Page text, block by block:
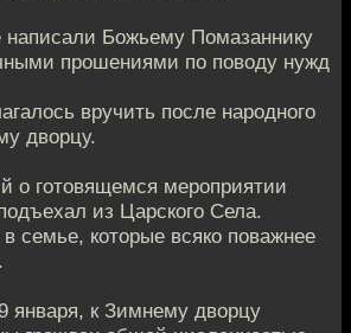
Божьему Помазаннику
прошениями по поводу нужд
вручить после народного
дворцу.
о готовящемся мероприятии
из Царского Села.
семье, которые всяко поважнее
января, к Зимнему дворцу